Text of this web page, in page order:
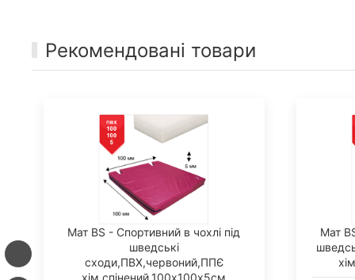
Рекомендовані товари
Мат BS - Спортивний в чохлі під
шведські
сходи,ПВХ,червоний,ППЄ
хім.спінений,100х100х5см
Мат